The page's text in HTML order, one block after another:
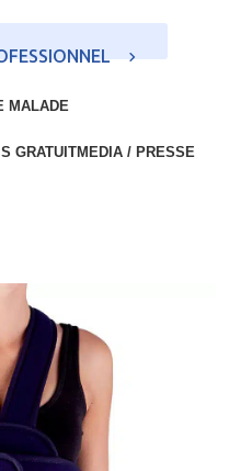
MALADE
GRATUITMEDIA / PRESSE